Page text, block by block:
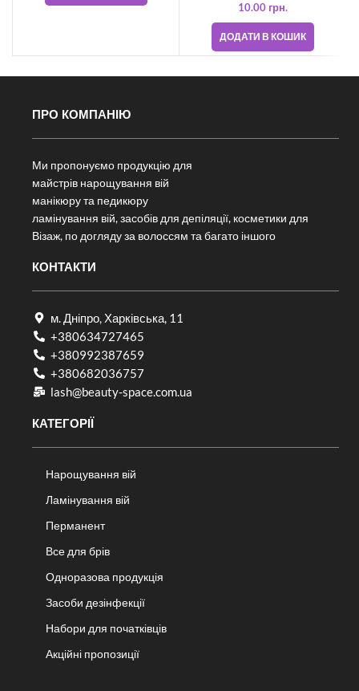
10.00 грн.
ДОДАТИ В КОШИК
ПРО КОМПАНІЮ
Ми пропонуємо продукцію для
майстрів нарощування вій
манікюру та педикюру
ламінування вій, засобів для депіляції, косметики для
Візаж, по догляду за волоссям та багато іншого
КОНТАКТИ
м. Дніпро, Харківська, 11
+380634727465
+380992387659
+380682036757​
lash@beauty-space.com.ua
КАТЕГОРІЇ
Нарощування вій
Ламінування вій
Перманент
Все для брів
Одноразова продукція
Засоби дезінфекції
Набори для початківців
Акційні пропозиції